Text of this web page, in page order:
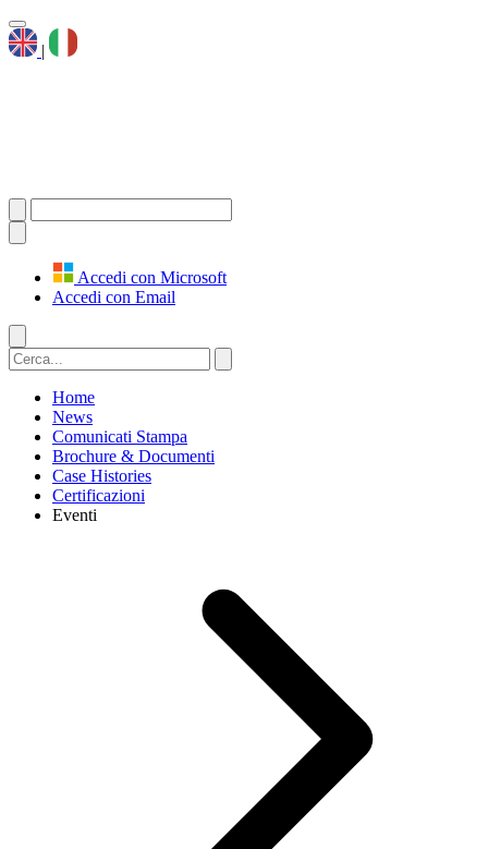
|
Accedi con Microsoft
Accedi con Email
Home
News
Comunicati Stampa
Brochure & Documenti
Case Histories
Certificazioni
Eventi